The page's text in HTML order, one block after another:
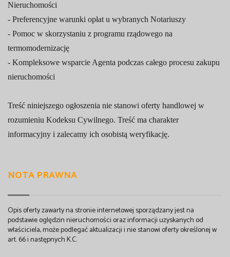
Nieruchomości
- Preferencyjne warunki opłat u wybranych Notariuszy
- Pomoc w skorzystaniu z programu rządowego na
termomodernizację
- Kompleksowe wsparcie Agenta podczas całego procesu zakupu
nieruchomości
Treść niniejszego ogłoszenia nie stanowi oferty handlowej w
rozumieniu Kodeksu Cywilnego. Treść ma charakter
informacyjny i zalecamy ich osobistą weryfikację.
NOTA PRAWNA
Opis oferty zawarty na stronie internetowej sporządzany jest na
podstawie oględzin nieruchomości oraz informacji uzyskanych od
właściciela, może podlegać aktualizacji i nie stanowi oferty określonej w
art. 66 i następnych K.C.